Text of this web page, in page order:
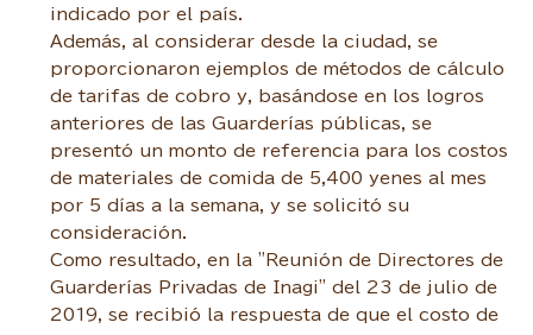
indicado por el país.
Además, al considerar desde la ciudad, se
proporcionaron ejemplos de métodos de cálculo
de tarifas de cobro y, basándose en los logros
anteriores de las Guarderías públicas, se
presentó un monto de referencia para los costos
de materiales de comida de 5,400 yenes al mes
por 5 días a la semana, y se solicitó su
consideración.
Como resultado, en la "Reunión de Directores de
Guarderías Privadas de Inagi" del 23 de julio de
2019, se recibió la respuesta de que el costo de